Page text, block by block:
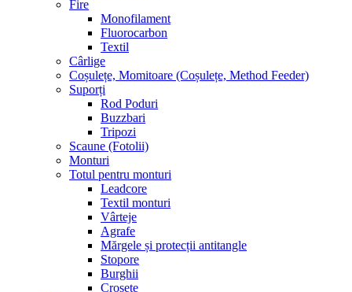
Fire
Monofilament
Fluorocarbon
Textil
Cârlige
Coșulețe, Momitoare (Coșulețe, Method Feeder)
Suporți
Rod Poduri
Buzzbari
Tripozi
Scaune (Fotolii)
Monturi
Totul pentru monturi
Leadcore
Textil monturi
Vârteje
Agrafe
Mărgele și protecții antitangle
Stopore
Burghii
Crosete